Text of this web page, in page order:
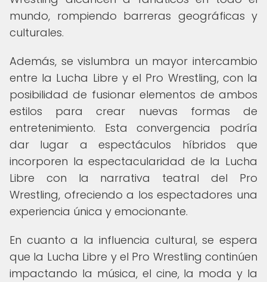
mundo, rompiendo barreras geográficas y
culturales.
Además, se vislumbra un mayor intercambio
entre la Lucha Libre y el Pro Wrestling, con la
posibilidad de fusionar elementos de ambos
estilos para crear nuevas formas de
entretenimiento. Esta convergencia podría
dar lugar a espectáculos híbridos que
incorporen la espectacularidad de la Lucha
Libre con la narrativa teatral del Pro
Wrestling, ofreciendo a los espectadores una
experiencia única y emocionante.
En cuanto a la influencia cultural, se espera
que la Lucha Libre y el Pro Wrestling continúen
impactando la música, el cine, la moda y la